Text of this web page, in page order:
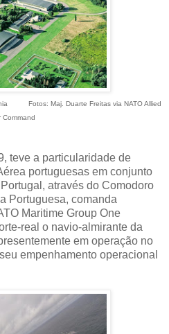
Fotos: Maj. Duarte Freitas via NATO Allied
Command
teve a particularidade de
portuguesas em conjunto
através do Comodoro
Portuguesa, comanda
Maritime Group One
real o navio-almirante da
em operação no
empenhamento operacional